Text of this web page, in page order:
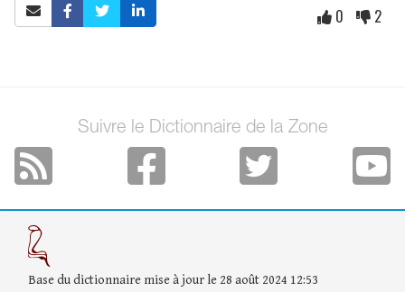
0 2
Suivre le Dictionnaire de la Zone
Base du dictionnaire mise à jour le 28 août 2024 12:53